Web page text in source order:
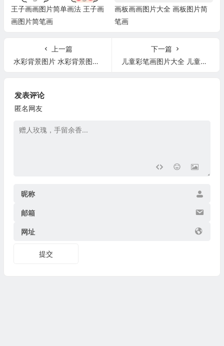
王子画画图片简单画法 王子画
画图片简笔画
画板画画图片大全 画板图片简
笔画
上一篇
水彩背景图片 水彩背景图片简约
下一篇
儿童彩笔画图片大全 儿童彩笔画图片大全最简单
发表评论
匿名网友
昵称
邮箱
网址
提交